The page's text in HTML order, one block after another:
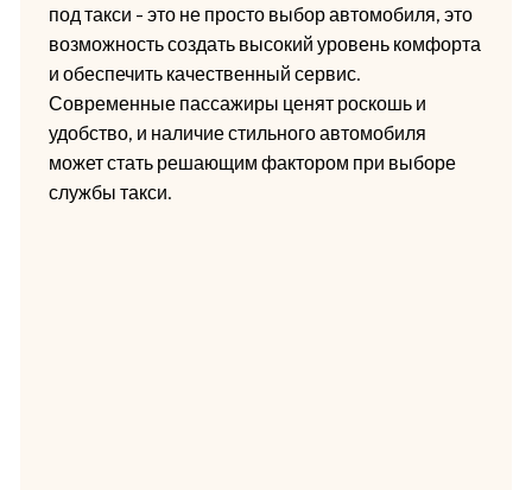
под такси - это не просто выбор автомобиля, это
возможность создать высокий уровень комфорта
и обеспечить качественный сервис.
Современные пассажиры ценят роскошь и
удобство, и наличие стильного автомобиля
может стать решающим фактором при выборе
службы такси.